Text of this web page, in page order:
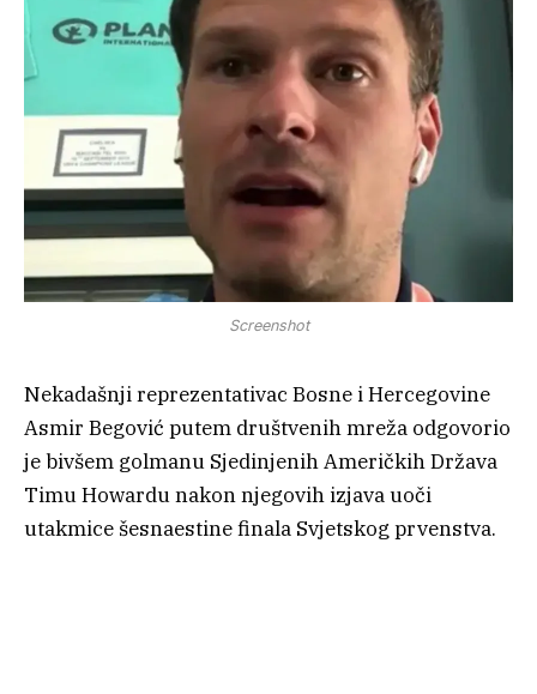
Screenshot
Nekadašnji reprezentativac Bosne i Hercegovine
Asmir Begović putem društvenih mreža odgovorio
je bivšem golmanu Sjedinjenih Američkih Država
Timu Howardu nakon njegovih izjava uoči
utakmice šesnaestine finala Svjetskog prvenstva.